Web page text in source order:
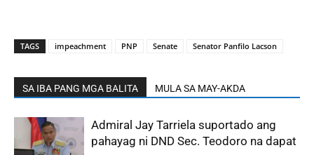
TAGS impeachment PNP Senate Senator Panfilo Lacson
SA IBA PANG MGA BALITA MULA SA MAY-AKDA
Admiral Jay Tarriela suportado ang
pahayag ni DND Sec. Teodoro na dapat